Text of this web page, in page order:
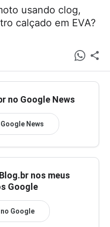
usando clog,
calçado em EVA?
no Google News
News
nos meus
Google
Google